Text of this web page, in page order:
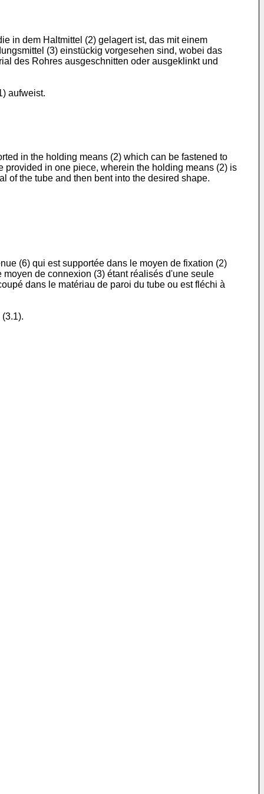
in dem Haltmittel (2) gelagert ist, das mit einem
(3) einstückig vorgesehen sind, wobei das
des Rohres ausgeschnitten oder ausgeklinkt und
aufweist.
in the holding means (2) which can be fastened to
provided in one piece, wherein the holding means (2) is
of the tube and then bent into the desired shape.
(6) qui est supportée dans le moyen de fixation (2)
de connexion (3) étant réalisés d'une seule
dans le matériau de paroi du tube ou est fléchi à